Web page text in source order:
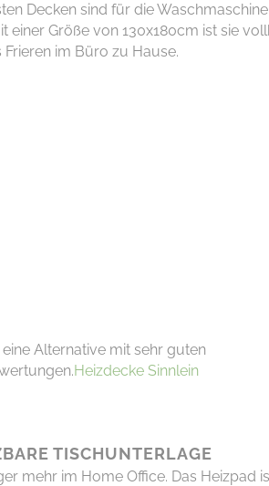
Decken sind für die
it einer Größe von 130x180cm ist sie
im Büro zu Hause.
eine Alternative mit sehr guten
Heizdecke Sinnlein
TISCHUNTERLAGE
mehr im Home Office. Das Heizpad